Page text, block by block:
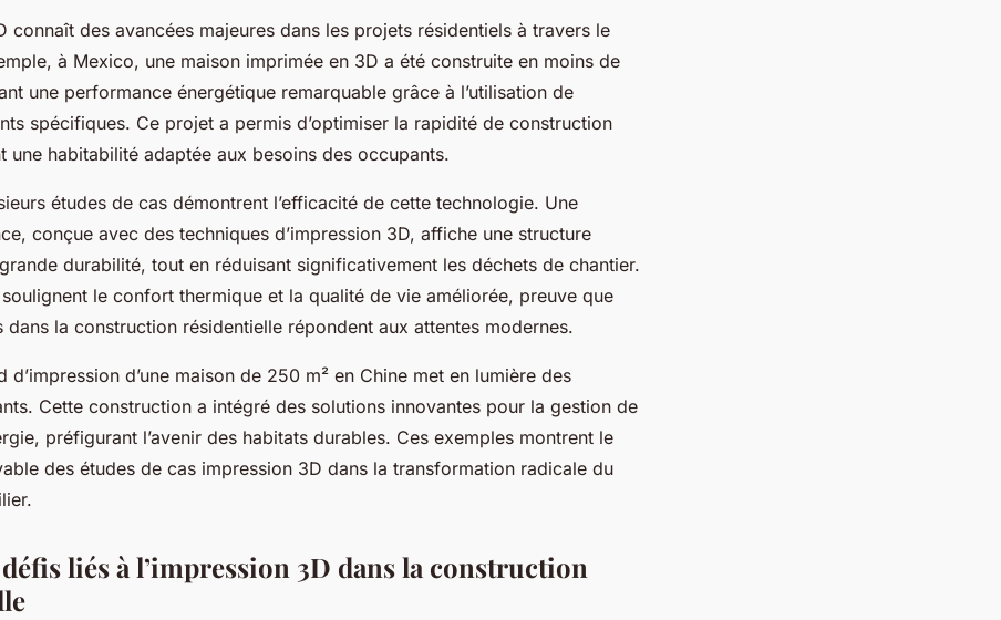
connaît des avancées majeures dans les projets résidentiels à travers le
à Mexico, une maison imprimée en 3D a été construite en moins de
une performance énergétique remarquable grâce à l’utilisation de
spécifiques. Ce projet a permis d’optimiser la rapidité de construction
une habitabilité adaptée aux besoins des occupants.
études de cas démontrent l’efficacité de cette technologie. Une
conçue avec des techniques d’impression 3D, affiche une structure
durabilité, tout en réduisant significativement les déchets de chantier.
le confort thermique et la qualité de vie améliorée, preuve que
dans la construction résidentielle répondent aux attentes modernes.
d’impression d’une maison de 250 m² en Chine met en lumière des
Cette construction a intégré des solutions innovantes pour la gestion de
préfigurant l’avenir des habitats durables. Ces exemples montrent le
des études de cas impression 3D dans la transformation radicale du
liés à l’impression 3D dans la construction